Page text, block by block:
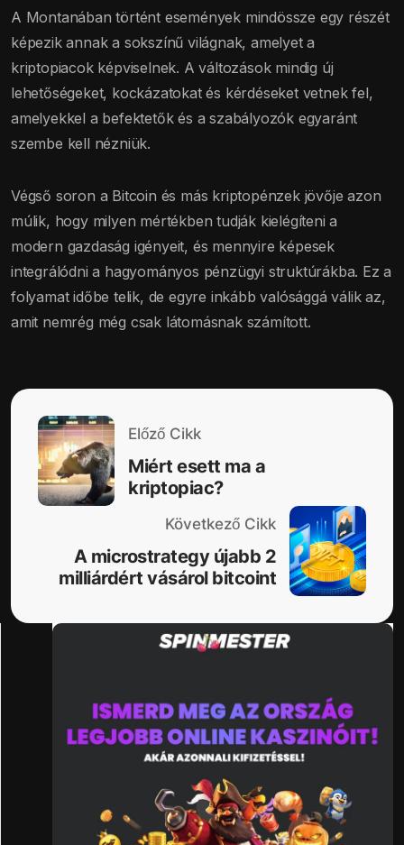
A Montanában történt események mindössze egy részét
képezik annak a sokszínű világnak, amelyet a
kriptopiacok képviselnek. A változások mindig új
lehetőségeket, kockázatokat és kérdéseket vetnek fel,
amelyekkel a befektetők és a szabályozók egyaránt
szembe kell nézniük.
Végső soron a Bitcoin és más kriptopénzek jövője azon
múlik, hogy milyen mértékben tudják kielégíteni a
modern gazdaság igényeit, és mennyire képesek
integrálódni a hagyományos pénzügyi struktúrákba. Ez a
folyamat időbe telik, de egyre inkább valósággá válik az,
amit nemrég még csak látomásnak számított.
Előző Cikk
Miért esett ma a
kriptopiac?
Következő Cikk
A microstrategy újabb 2
milliárdért vásárol bitcoint